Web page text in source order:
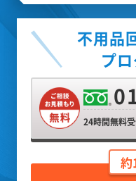
不用品
プ
24時間無料受
約